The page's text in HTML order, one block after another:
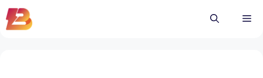
Skip
to